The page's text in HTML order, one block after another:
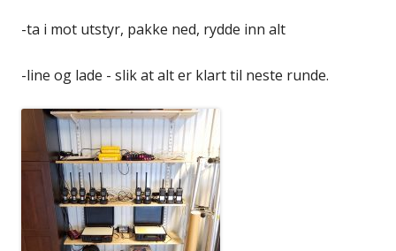
-ta i mot utstyr, pakke ned, rydde inn alt
-line og lade - slik at alt er klart til neste runde.